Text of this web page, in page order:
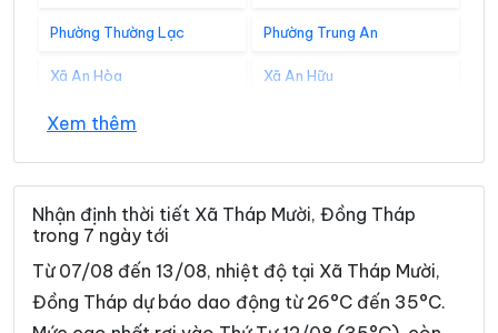
Phường Thường Lạc Phường Trung An
Xã An Hòa Xã An Hữu
Xã An Long
Xã An Thạnh Thủy Xã Ba Sao
Xã Bình Hàng Trung Xã Bình Ninh
Xã Bình Phú
Xã Cái Bè Xã Châu Thành
Xem thêm
Nhận định thời tiết Xã Tháp Mười, Đồng Tháp
trong 7 ngày tới
Từ 07/08 đến 13/08, nhiệt độ tại Xã Tháp Mười,
Đồng Tháp dự báo dao động từ 26°C đến 35°C.